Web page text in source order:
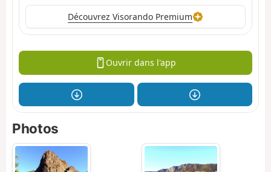
Découvrez Visorando Premium
Ouvrir dans l'app
Photos